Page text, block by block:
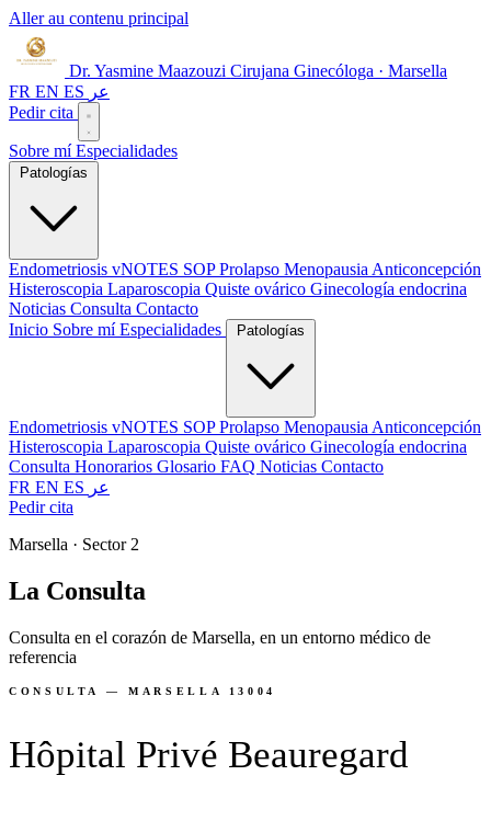
Aller au contenu principal
Dr. Yasmine Maazouzi Cirujana Ginecóloga · Marsella
FR EN ES عر
Pedir cita
Sobre míEspecialidades
Endometriosis vNOTES SOPProlapso Menopausia Anticoncepción
Histeroscopia Laparoscopia Quiste ovárico Ginecología endocrina
Noticias Consulta Contacto
Inicio Sobre míEspecialidades
Endometriosis vNOTES SOPProlapso Menopausia Anticoncepción
Histeroscopia Laparoscopia Quiste ovárico Ginecología endocrina
Consulta Honorarios Glosario FAQ Noticias Contacto
FR EN ES عر
Pedir cita
Marsella · Sector 2
La Consulta
Consulta en el corazón de Marsella, en un entorno médico de
referencia
CONSULTA — MARSELLA 13004
Hôpital Privé Beauregard